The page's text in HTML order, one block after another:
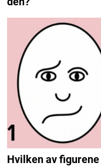
Hvilken av